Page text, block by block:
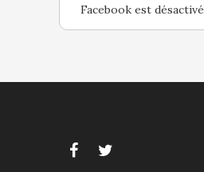
Facebook est désactivé